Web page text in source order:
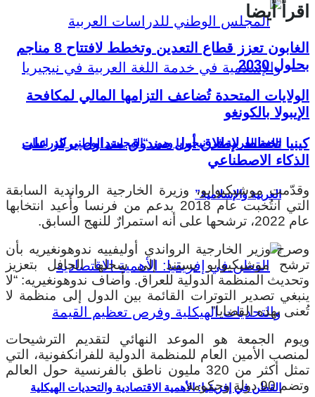
اللغة العربية في نيجيريا ودور “المجلس الوطني للدراسات
العربية والإسلامية”
القطن في إفريقيا: الأهمية الاقتصادية والتحديات الهيكلية
اقرأ أيضا
الغابون تعزز قطاع التعدين وتخطط لافتتاح 8 مناجم
بحلول 2030
الولايات المتحدة تُضاعف التزامها المالي لمكافحة
الإيبولا بالكونغو
كينيا تخطط لإطلاق أول صندوق متداول يركز على
الذكاء الاصطناعي
وقدّمت موشيكيوابو، وزيرة الخارجية الرواندية السابقة
التي انتُخبت عام 2018 بدعم من فرنسا وأُعيد انتخابها
عام 2022، ترشحها على أنه استمرارٌ للنهج السابق.
وصرح وزير الخارجية الرواندي أوليفييه ندوهونغيريه بأن
ترشح موشيكيوابو يستند إلى سجلها الحافل بتعزيز
وتحديث المنظمة الدولية للعراق. وأضاف ندوهونغيريه: “لا
ينبغي تصدير التوترات القائمة بين الدول إلى منظمة لا
تُعنى بهذه القضايا”.
ويوم الجمعة هو الموعد النهائي لتقديم الترشيحات
لمنصب الأمين العام للمنظمة الدولية للفرانكفونية، التي
تمثل أكثر من 320 مليون ناطق بالفرنسية حول العالم
وتضم 90 دولة وحكومة.